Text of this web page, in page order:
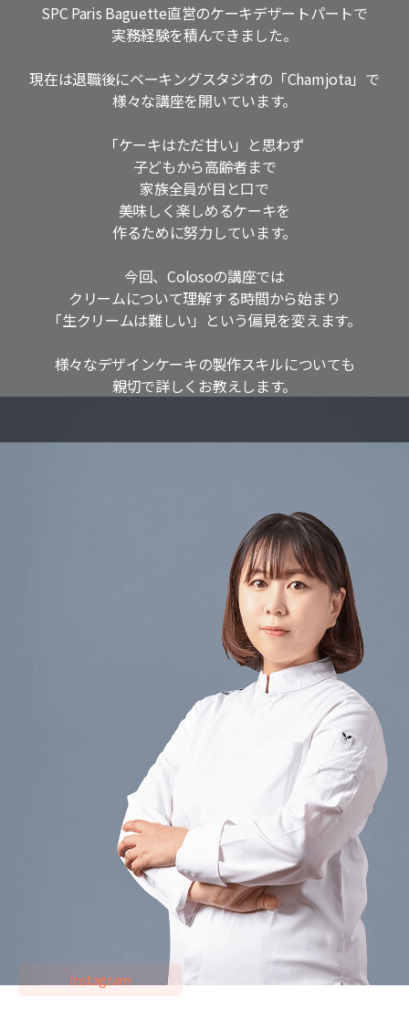
SPC Paris Baguette直営のケーキデザートパートで
実務経験を積んできました。
現在は退職後にベーキングスタジオの「Chamjota」で
様々な講座を開いています。
「ケーキはただ甘い」と思わず
子どもから高齢者まで
家族全員が目と口で
美味しく楽しめるケーキを
作るために努力しています。
今回、Colosoの講座では
クリームについて理解する時間から始まり
「生クリームは難しい」という偏見を変えます。
様々なデザインケーキの製作スキルについても
親切で詳しくお教えします。
現) Chamjota ベーキングクラスの代表
前) SPC Paris Baguette直営ケーキデザートパート（07'～17'）
前) Migo Bakeryパティスリー（04'～07'）
NAKAMURA ACADEMYの製菓修了（17'～18'）
Instagram